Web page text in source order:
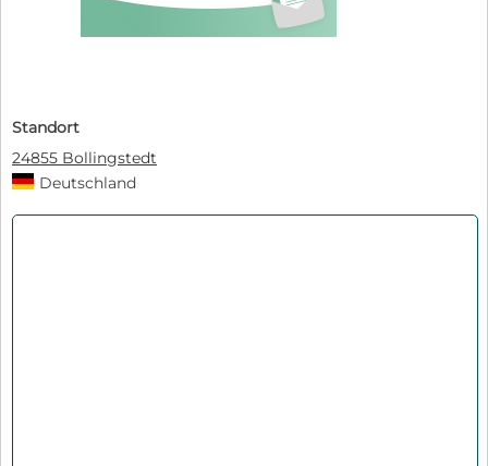
Standort
24855 Bollingstedt
Deutschland